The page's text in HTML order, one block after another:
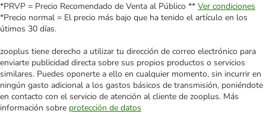
*PRVP = Precio Recomendado de Venta al Público ** Ver condiciones
*Precio normal = El precio más bajo que ha tenido el artículo en los
útimos 30 días.
zooplus tiene derecho a utilizar tu dirección de correo electrónico para
enviarte publicidad directa sobre sus propios productos o servicios
similares. Puedes oponerte a ello en cualquier momento, sin incurrir en
ningún gasto adicional a los gastos básicos de transmisión, poniéndote
en contacto con el servicio de atención al cliente de zooplus. Más
información sobre protección de datos